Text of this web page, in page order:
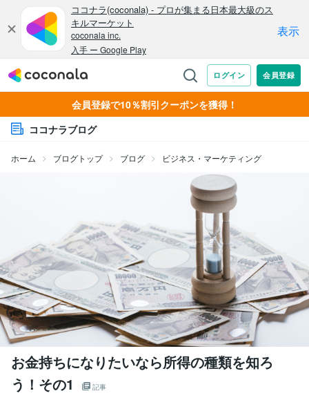
会員登録で10％割引クーポンを獲得！
ココナラブログ
ホーム ブログトップ ブログ ビジネス・マーケティング
お金持ちになりたいなら所得の種類を知ろ
う！その1
記事